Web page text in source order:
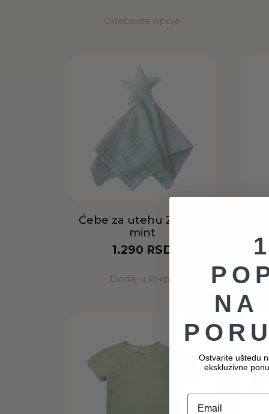
Odaberite opcije
Ćebe za utehu Zvezda
mint
1.290 RSD
Dodaj u korpu
50%NA
Ostvarite uštedu
ekskluzivne
Email